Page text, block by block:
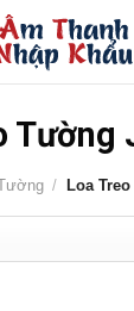
Tường
/ Loa